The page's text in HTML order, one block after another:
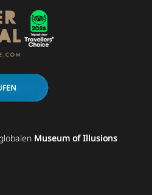
Museum of Illusions